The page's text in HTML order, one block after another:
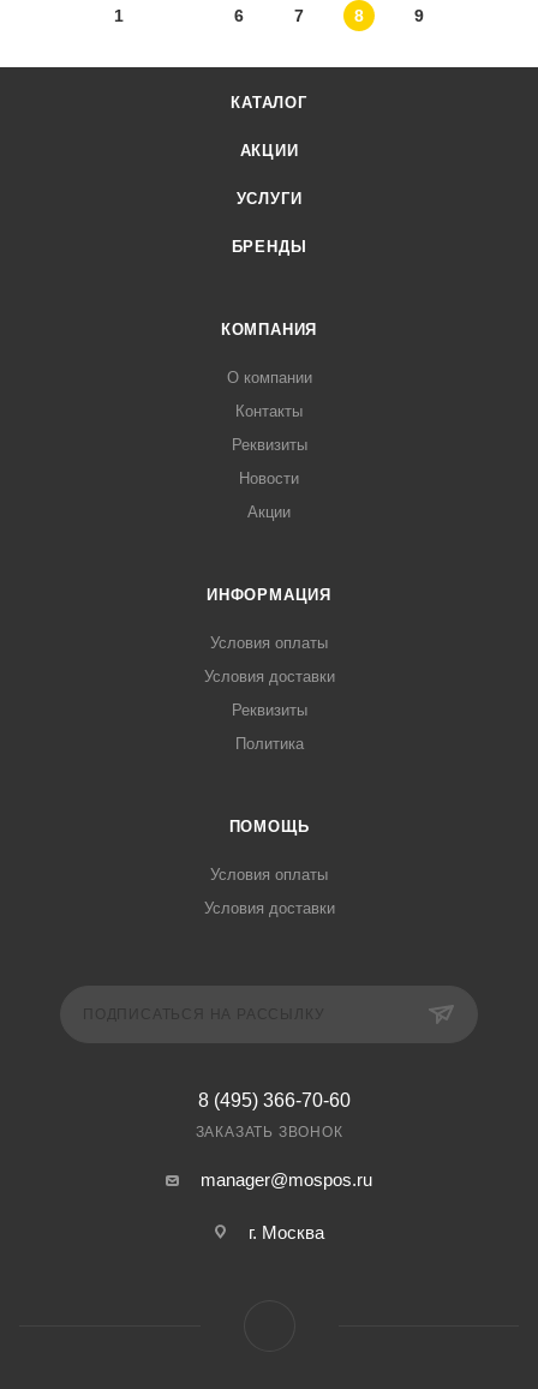
1 6 7 8 9
КАТАЛОГ
АКЦИИ
УСЛУГИ
БРЕНДЫ
КОМПАНИЯ
О компании
Контакты
Реквизиты
Новости
Акции
ИНФОРМАЦИЯ
Условия оплаты
Условия доставки
Реквизиты
Политика
ПОМОЩЬ
Условия оплаты
Условия доставки
8 (495) 366-70-60
ЗАКАЗАТЬ ЗВОНОК
manager@mospos.ru
г. Москва